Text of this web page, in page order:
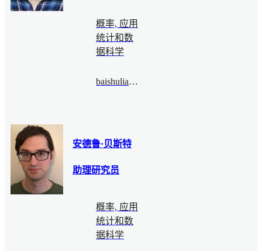
概率, 应用
统计和数
据科学
baishuliang@bimsa.cn
安德鲁·贝斯特
助理研究员
概率, 应用
统计和数
据科学